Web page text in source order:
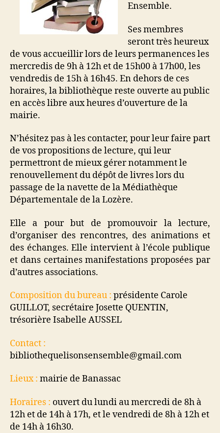
Ensemble.
Ses membres
seront très heureux
de vous accueillir lors de leurs permanences les
mercredis de 9h à 12h et de 15h00 à 17h00, les
vendredis de 15h à 16h45. En dehors de ces
horaires, la bibliothèque reste ouverte au public
en accès libre aux heures d’ouverture de la
mairie.
N’hésitez pas à les contacter, pour leur faire part
de vos propositions de lecture, qui leur
permettront de mieux gérer notamment le
renouvellement du dépôt de livres lors du
passage de la navette de la Médiathèque
Départementale de la Lozère.
Elle a pour but de promouvoir la lecture,
d’organiser des rencontres, des animations et
des échanges. Elle intervient à l’école publique
et dans certaines manifestations proposées par
d’autres associations.
Composition du bureau : présidente Carole
GUILLOT, secrétaire Josette QUENTIN,
trésorière Isabelle AUSSEL
Contact :
bibliothequelisonsensemble@gmail.com
Lieux : mairie de Banassac
Horaires : ouvert du lundi au mercredi de 8h à
12h et de 14h à 17h, et le vendredi de 8h à 12h et
de 14h à 16h30.